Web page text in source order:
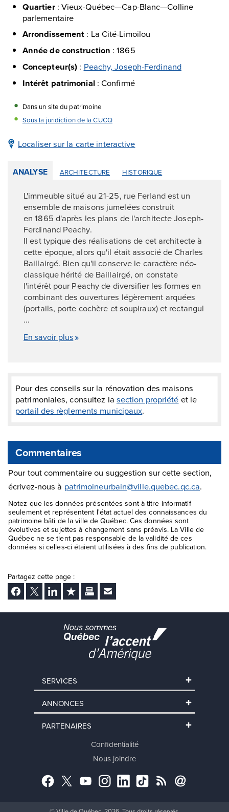
Quartier: Vieux-Québec—Cap-Blanc—Colline
parlementaire
Arrondissement : La Cité-Limoilou
Année de construction :1865
Concepteur(s) : Peachy, Joseph-Ferdinand
Intérêt patrimonial:Confirmé
Dans un site du patrimoine
Sous la juridiction de la CUCQ
Localiser sur la carte interactive
ANALYSE ARCHITECTURE HISTORIQUE
L'immeuble situé au 21-25, rue Ferland est un
ensemble de maisons jumelées construit
en 1865 d'après les plans de l'architecte Joseph-
Ferdinand Peachy.
Il est typique des réalisations de cet architecte à
cette époque, alors qu'il était associé de Charles
Baillairgé. Bien qu'il conserve le caractère néo-
classique hérité de Baillairgé, on constate
l'intérêt pour Peachy de diversifier les formes en
combinant des ouvertures légèrement arquées
(portails, porte cochère et soupiraux) et rectangul
...
En savoir plus
Pour des conseils sur la rénovation des maisons
patrimoniales, consultez la section propriété et le
portail des règlements municipaux.
Commentaires
Pour tout commentaire ou suggestion sur cette section,
écrivez-nous à patrimoineurbain@ville.quebec.qc.ca.
Notez que les données présentées sont à titre informatif
seulement et représentent l'état actuel des connaissances du
patrimoine bâti de la ville de Québec. Ces données sont
évolutives et sujettes à changement sans préavis. La Ville de
Québec ne se tient pas responsable de la validité de ces
données si celles-ci étaient utilisées à des fins de publication.
Partagez cette page :
Facebook
Twitter LinkedInAjouter aux favoris
ImprimerEnvoyer Ã un ami
SERVICES
ANNONCES
PARTENAIRES
Confidentialité
Nous joindre
Facebook
TwitterYouTubeInstagram
LinkedInTikTokRSS Abonnement